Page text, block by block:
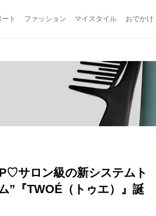
ート ファッション マイスタイル おでかけ
サロン級の新システムト
”『TWOÉ（トゥエ）』誕